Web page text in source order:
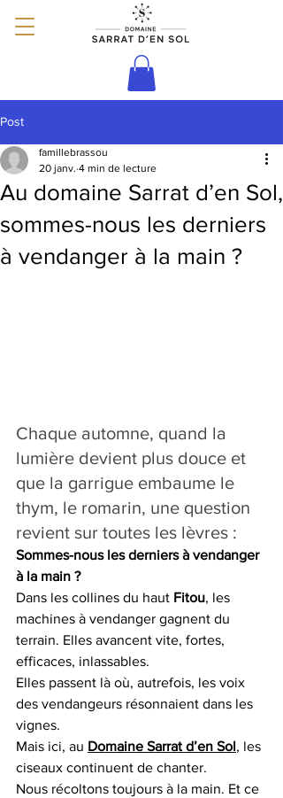
Post
Au domaine Sarrat d’en Sol,
sommes-nous les derniers
à vendanger à la main ?
famillebrassou
20 janv. 4 min de lecture
Chaque automne, quand la
lumière devient plus douce et
que la garrigue embaume le
thym, le romarin, une question
revient sur toutes les lèvres :
Sommes-nous les derniers à vendanger
à la main ?
Dans les collines du haut Fitou, les
machines à vendanger gagnent du
terrain. Elles avancent vite, fortes,
efficaces, inlassables.
Elles passent là où, autrefois, les voix
des vendangeurs résonnaient dans les
vignes.
Mais ici, au Domaine Sarrat d’en Sol, les
ciseaux continuent de chanter.
Nous récoltons toujours à la main. Et ce